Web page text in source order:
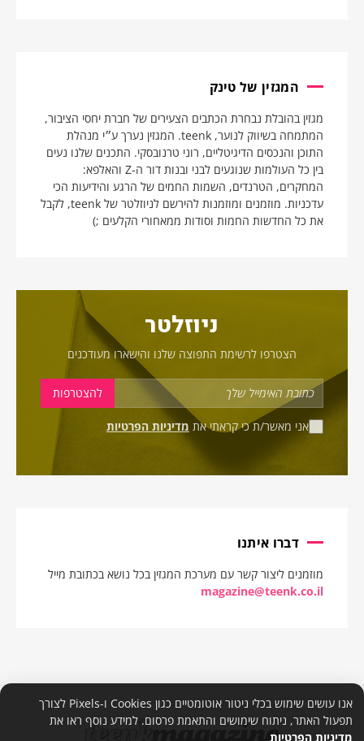
המגזין של טינק
מגזין בהובלת נבחרת הכתבים הצעירים של חברת יחסי הציבור,
המתמחה בשיווק לנוער, teenk. המגזין נערך ע״י מנהלת
התוכן והנכסים הדיגיטליים, רוני טרנובסקי. התכנים שלנו נעים
בין כל העולמות שנוגעים לבני ובנות דור ה-Z והאלפא:
המחקרים, הטרנדים, השמות החמים של הרגע והידיעות הכי
עדכניות. מוזמנים ומוזמנות להירשם לניוזלטר של teenk, לקבל
את כל החדשות החמות וסודות ממאחורי הקלעים ;)
ניוזלטר
הצטרפו לרשימת התפוצה שלנו והישארו מעודכנים
אני מאשר/ת כי קראתי את מדיניות הפרטיות
דברו איתנו
מוזמנים ליצור קשר עם מערכת המגזין בכל נושא בכתובת מייל
magazine@teenk.co.il
אנו עושים שימוש בכלי ניטור אוטומטיים כגון Cookies ו-Pixels לצורך
תפעול האתר, ניתוח שימושים והתאמת פרסום. למידע נוסף ראו את
מדיניות הפרטיות